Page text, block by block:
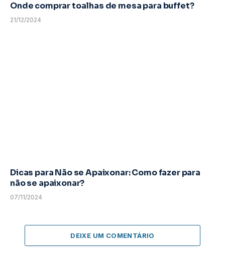
Onde comprar toalhas de mesa para buffet?
21/12/2024
Dicas para Não se Apaixonar: Como fazer para
não se apaixonar?
07/11/2024
DEIXE UM COMENTÁRIO